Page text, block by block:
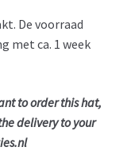
De voorraad
met ca. 1 week
to order this hat,
delivery to your